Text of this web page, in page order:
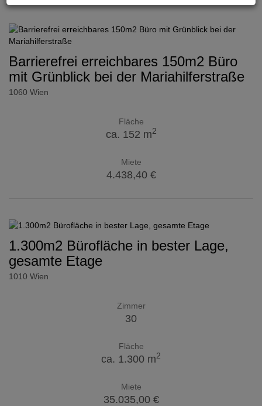
Barrierefrei erreichbares 150m2 Büro
mit Grünblick bei der Mariahilferstraße
1060 Wien
Fläche
ca. 152 m2
Miete
4.438,40 €
1.300m2 Bürofläche in bester Lage,
gesamte Etage
1010 Wien
Zimmer
30
Fläche
ca. 1.300 m2
Miete
35.035,00 €